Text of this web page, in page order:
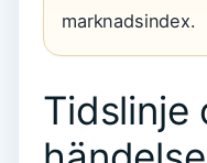
marknadsindex.
Tidslinje